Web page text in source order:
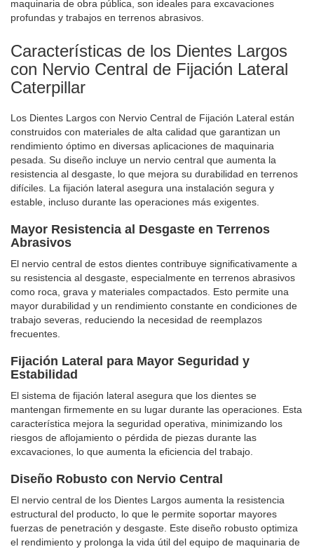
maquinaria de obra pública, son ideales para excavaciones
profundas y trabajos en terrenos abrasivos.
Características de los Dientes Largos
con Nervio Central de Fijación Lateral
Caterpillar
Los Dientes Largos con Nervio Central de Fijación Lateral están
construidos con materiales de alta calidad que garantizan un
rendimiento óptimo en diversas aplicaciones de maquinaria
pesada. Su diseño incluye un nervio central que aumenta la
resistencia al desgaste, lo que mejora su durabilidad en terrenos
difíciles. La fijación lateral asegura una instalación segura y
estable, incluso durante las operaciones más exigentes.
Mayor Resistencia al Desgaste en Terrenos
Abrasivos
El nervio central de estos dientes contribuye significativamente a
su resistencia al desgaste, especialmente en terrenos abrasivos
como roca, grava y materiales compactados. Esto permite una
mayor durabilidad y un rendimiento constante en condiciones de
trabajo severas, reduciendo la necesidad de reemplazos
frecuentes.
Fijación Lateral para Mayor Seguridad y
Estabilidad
El sistema de fijación lateral asegura que los dientes se
mantengan firmemente en su lugar durante las operaciones. Esta
característica mejora la seguridad operativa, minimizando los
riesgos de aflojamiento o pérdida de piezas durante las
excavaciones, lo que aumenta la eficiencia del trabajo.
Diseño Robusto con Nervio Central
El nervio central de los Dientes Largos aumenta la resistencia
estructural del producto, lo que le permite soportar mayores
fuerzas de penetración y desgaste. Este diseño robusto optimiza
el rendimiento y prolonga la vida útil del equipo de maquinaria de